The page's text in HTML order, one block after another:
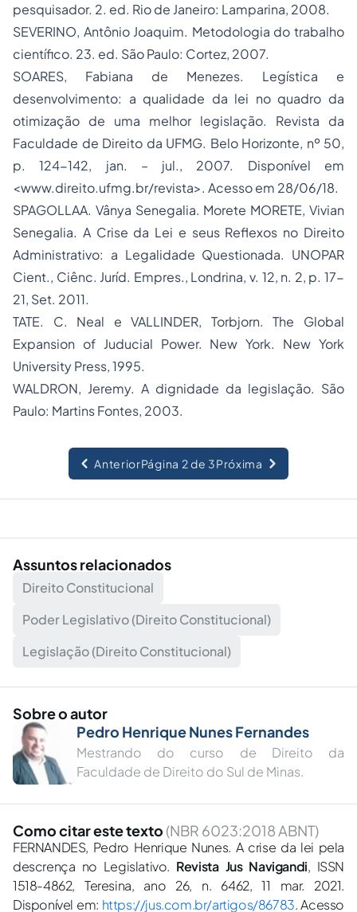
pesquisador. 2. ed. Rio de Janeiro: Lamparina, 2008.
SEVERINO, Antônio Joaquim. Metodologia do trabalho
científico. 23. ed. São Paulo: Cortez, 2007.
SOARES, Fabiana de Menezes. Legística e
desenvolvimento: a qualidade da lei no quadro da
otimização de uma melhor legislação. Revista da
Faculdade de Direito da UFMG. Belo Horizonte, nº 50,
p. 124-142, jan. – jul., 2007. Disponível em
<www.direito.ufmg.br/revista>. Acesso em 28/06/18.
SPAGOLLAA. Vânya Senegalia. Morete MORETE, Vivian
Senegalia. A Crise da Lei e seus Reflexos no Direito
Administrativo: a Legalidade Questionada. UNOPAR
Cient., Ciênc. Juríd. Empres., Londrina, v. 12, n. 2, p. 17-
21, Set. 2011.
TATE. C. Neal e VALLINDER, Torbjorn. The Global
Expansion of Juducial Power. New York. New York
University Press, 1995.
WALDRON, Jeremy. A dignidade da legislação. São
Paulo: Martins Fontes, 2003.
AnteriorPágina 2 de 3Próxima
Assuntos relacionados
Direito Constitucional
Poder Legislativo (Direito Constitucional)
Legislação (Direito Constitucional)
Sobre o autor
Pedro Henrique Nunes Fernandes
Mestrando do curso de Direito da
Faculdade de Direito do Sul de Minas.
Como citar este texto (NBR 6023:2018 ABNT)
FERNANDES, Pedro Henrique Nunes. A crise da lei pela
descrença no Legislativo. Revista Jus Navigandi, ISSN
1518-4862, Teresina, ano 26, n. 6462, 11 mar. 2021.
Disponível em: https://jus.com.br/artigos/86783. Acesso